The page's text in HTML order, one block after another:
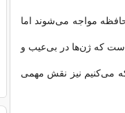
مواجه می‌شوند اما
که ژن‌ها در بی‌عیب و
می‌کنیم نیز نقش مهمی